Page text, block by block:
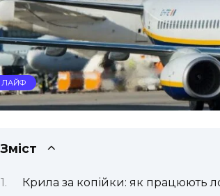
ЛАЙФ
Зміст
Крила за копійки: як працюють